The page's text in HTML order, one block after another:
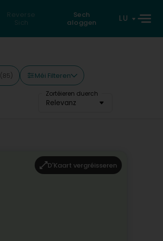
Reverse
Sich
Sech
aloggen
LU
(85) Méi Filteren
Zortéieren duerch
Relevanz
D'Kaart vergréisseren